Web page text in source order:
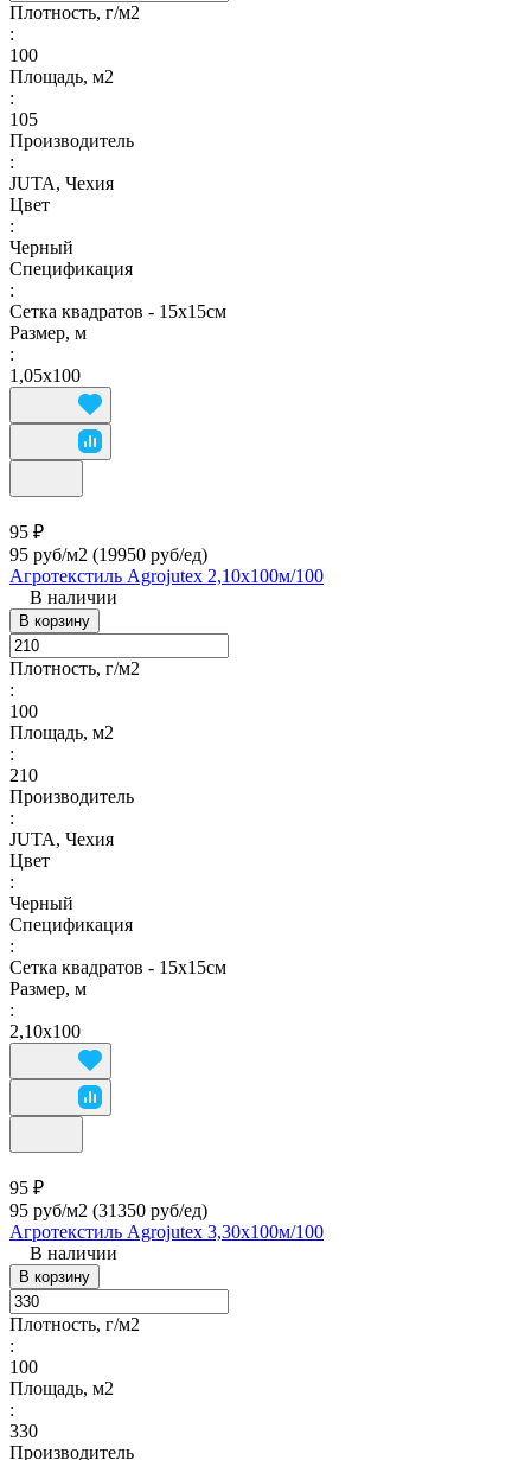
Плотность, г/м2
:
100
Площадь, м2
:
105
Производитель
:
JUTA, Чехия
Цвет
:
Черный
Спецификация
:
Сетка квадратов - 15х15см
Размер, м
:
1,05х100
95 ₽
95 руб/м2 (19950 руб/eд)
Агротекстиль Agrojutex 2,10х100м/100
В наличии
В корзину
Плотность, г/м2
:
100
Площадь, м2
:
210
Производитель
:
JUTA, Чехия
Цвет
:
Черный
Спецификация
:
Сетка квадратов - 15х15см
Размер, м
:
2,10х100
95 ₽
95 руб/м2 (31350 руб/eд)
Агротекстиль Agrojutex 3,30х100м/100
В наличии
В корзину
Плотность, г/м2
:
100
Площадь, м2
:
330
Производитель